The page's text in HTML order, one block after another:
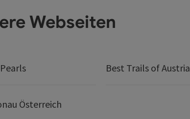
Webseiten
Best Trails of Austria
Österreich